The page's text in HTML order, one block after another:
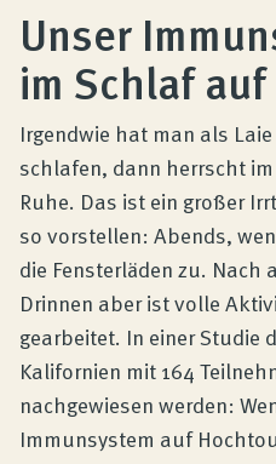
Kundenbewertungen
Produktberatung
Unternehmen
Kontakt
Magazin
Unser
im Schlaf
Irgendwie hat man als
schlafen, dann herrscht
Ruhe. Das ist ein großer
so vorstellen: Abends,
die Fensterläden zu.
Drinnen aber ist volle
gearbeitet. In einer Studie
Kalifornien mit 164
nachgewiesen werden:
Immunsystem auf